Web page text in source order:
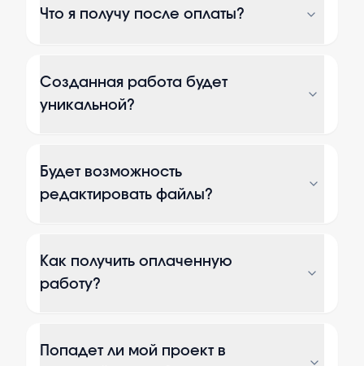
Что я получу после оплаты?
Созданная работа будет
уникальной?
Будет возможность
редактировать файлы?
Как получить оплаченную
работу?
Попадет ли мой проект в